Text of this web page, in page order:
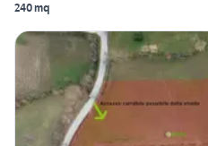
240 mq